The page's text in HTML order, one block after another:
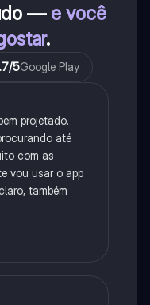
— e você
.
/5Google Play
projetado.
até
com as
vou usar o app
também